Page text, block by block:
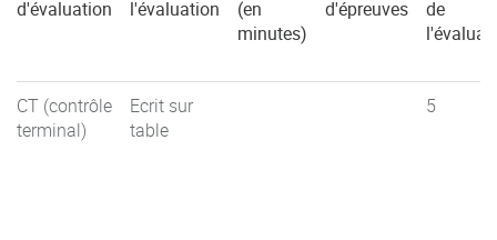
d'évaluation
l'évaluation
(en
minutes)
d'épreuves
de
CT (contrôle
terminal)
Ecrit sur
table
5